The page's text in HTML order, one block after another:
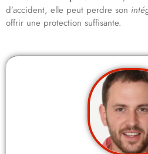
d’accident, elle peut perdre son
offrir une protection suffisante.